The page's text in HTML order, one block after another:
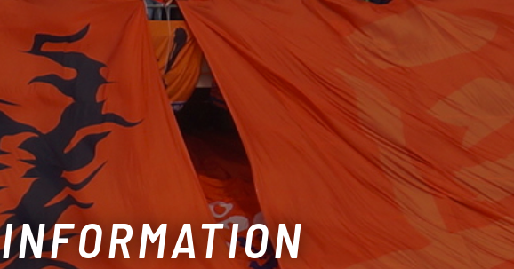
INFORMATION